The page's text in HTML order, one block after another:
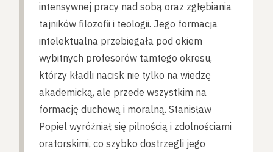
intensywnej pracy nad sobą oraz zgłębiania
tajników filozofii i teologii. Jego formacja
intelektualna przebiegała pod okiem
wybitnych profesorów tamtego okresu,
którzy kładli nacisk nie tylko na wiedzę
akademicką, ale przede wszystkim na
formację duchową i moralną. Stanisław
Popiel wyróżniał się pilnością i zdolnościami
oratorskimi, co szybko dostrzegli jego